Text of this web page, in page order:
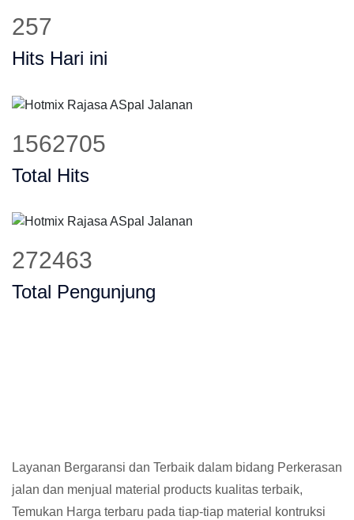
310
Hits Hari ini
1884611
Total Hits
331929
Total Pengunjung
Layanan Bergaransi dan Terbaik dalam bidang Perkerasan
jalan dan menjual material products kualitas terbaik,
Temukan Harga terbaru pada tiap-tiap material kontruksi